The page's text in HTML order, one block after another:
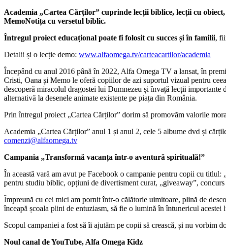
Academia „Cartea Cărților” cuprinde lecții biblice, lecții cu
MemoNotița cu versetul biblic.
Întregul proiect educațional poate fi folosit cu succes și în familii,
Detalii și o lecție demo: www.alfaomega.tv/carteacartilor/academia
Începând cu anul 2016 până în 2022, Alfa Omega TV a lansat, în
Cristi, Oana și Memo le oferă copiilor de azi suportul vizual pentru
descoperă miracolul dragostei lui Dumnezeu și învață lecții
alternativă la desenele animate existente pe piața din România.
Prin întregul proiect „Cartea Cărților” dorim să promovăm valorile
Academia „Cartea Cărților” anul 1 și anul 2, cele 5 albume dvd și
comenzi@alfaomega.tv
Campania „Transformă vacanța într-o aventură spirituală!”
În această vară am avut pe Facebook o campanie pentru copii cu
pentru studiu biblic, opțiuni de divertisment curat, „giveaway”,
Împreună cu cei mici am pornit într-o călătorie uimitoare, plină de
înceapă școala plini de entuziasm, să fie o lumină în întunericul acestei
Scopul campaniei a fost să îi ajutăm pe copii să crească, și nu vorbim
Noul canal de YouTube, Alfa Omega Kidz